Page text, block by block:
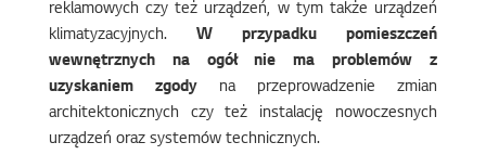
reklamowych czy też urządzeń, w tym także urządzeń
klimatyzacyjnych. W przypadku pomieszczeń
wewnętrznych na ogół nie ma problemów z
uzyskaniem zgodyna przeprowadzenie zmian
architektonicznych czy też instalację nowoczesnych
urządzeń oraz systemów technicznych.